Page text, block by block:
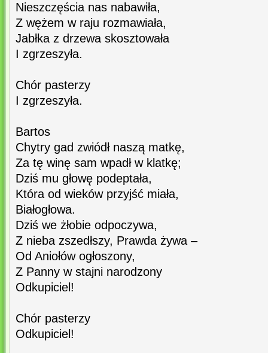
Nieszczęścia nas nabawiła,
Z wężem w raju rozmawiała,
Jabłka z drzewa skosztowała
I zgrzeszyła.
Chór pasterzy
I zgrzeszyła.
Bartos
Chytry gad zwiódł naszą matkę,
Za tę winę sam wpadł w klatkę;
Dziś mu głowę podeptała,
Która od wieków przyjść miała,
Białogłowa.
Dziś we żłobie odpoczywa,
Z nieba zszedłszy, Prawda żywa –
Od Aniołów ogłoszony,
Z Panny w stajni narodzony
Odkupiciel!
Chór pasterzy
Odkupiciel!